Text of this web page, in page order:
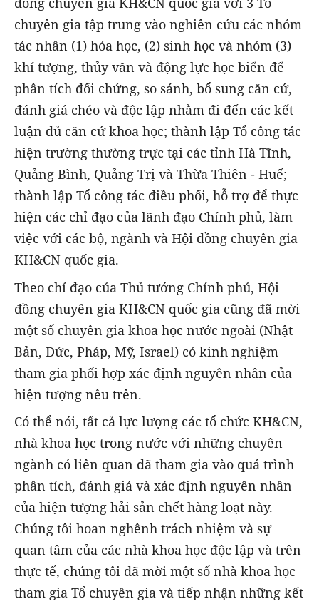
chuyên gia tập trung vào nghiên cứu các nhóm
tác nhân (1) hóa học, (2) sinh học và nhóm (3)
khí tượng, thủy văn và động lực học biển để
phân tích đối chứng, so sánh, bổ sung căn cứ,
đánh giá chéo và độc lập nhằm đi đến các kết
luận đủ căn cứ khoa học; thành lập Tổ công tác
hiện trường thường trực tại các tỉnh Hà Tĩnh,
Quảng Bình, Quảng Trị và Thừa Thiên - Huế;
thành lập Tổ công tác điều phối, hỗ trợ để thực
hiện các chỉ đạo của lãnh đạo Chính phủ, làm
việc với các bộ, ngành và Hội đồng chuyên gia
KH&CN quốc gia.
Theo chỉ đạo của Thủ tướng Chính phủ, Hội
đồng chuyên gia KH&CN quốc gia cũng đã mời
một số chuyên gia khoa học nước ngoài (Nhật
Bản, Đức, Pháp, Mỹ, Israel) có kinh nghiệm
tham gia phối hợp xác định nguyên nhân của
hiện tượng nêu trên.
Có thể nói, tất cả lực lượng các tổ chức KH&CN,
nhà khoa học trong nước với những chuyên
ngành có liên quan đã tham gia vào quá trình
phân tích, đánh giá và xác định nguyên nhân
của hiện tượng hải sản chết hàng loạt này.
Chúng tôi hoan nghênh trách nhiệm và sự
quan tâm của các nhà khoa học độc lập và trên
thực tế, chúng tôi đã mời một số nhà khoa học
tham gia Tổ chuyên gia và tiếp nhận những kết